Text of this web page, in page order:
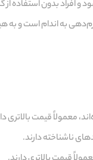
و افراد بدون استفاده
به اندام است و به
معمولاً قیمت بالاتری
ناشناخته دارند.